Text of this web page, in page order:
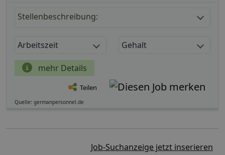
Stellenbeschreibung:
Arbeitszeit Gehalt
mehr Details
Teilen
Quelle: germanpersonnel.de
Job-Suchanzeige jetzt inserieren